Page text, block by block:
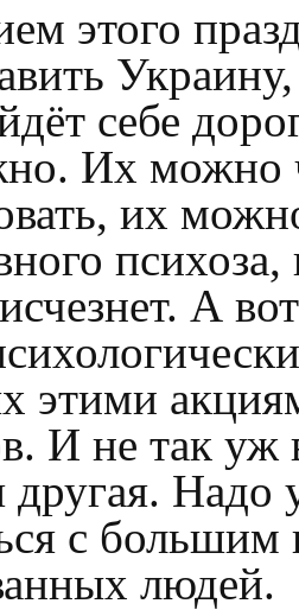
этого
себе
Их можно
их
А
этими
И не так
другая. Надо
с большим
людей.